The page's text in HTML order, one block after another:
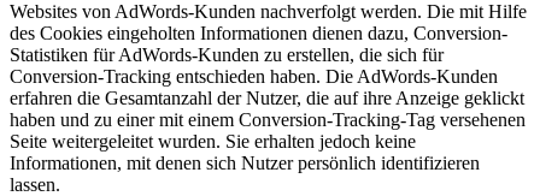
Websites von AdWords-Kunden nachverfolgt werden. Die mit Hilfe
des Cookies eingeholten Informationen dienen dazu, Conversion-
Statistiken für AdWords-Kunden zu erstellen, die sich für
Conversion-Tracking entschieden haben. Die AdWords-Kunden
erfahren die Gesamtanzahl der Nutzer, die auf ihre Anzeige geklickt
haben und zu einer mit einem Conversion-Tracking-Tag versehenen
Seite weitergeleitet wurden. Sie erhalten jedoch keine
Informationen, mit denen sich Nutzer persönlich identifizieren
lassen.